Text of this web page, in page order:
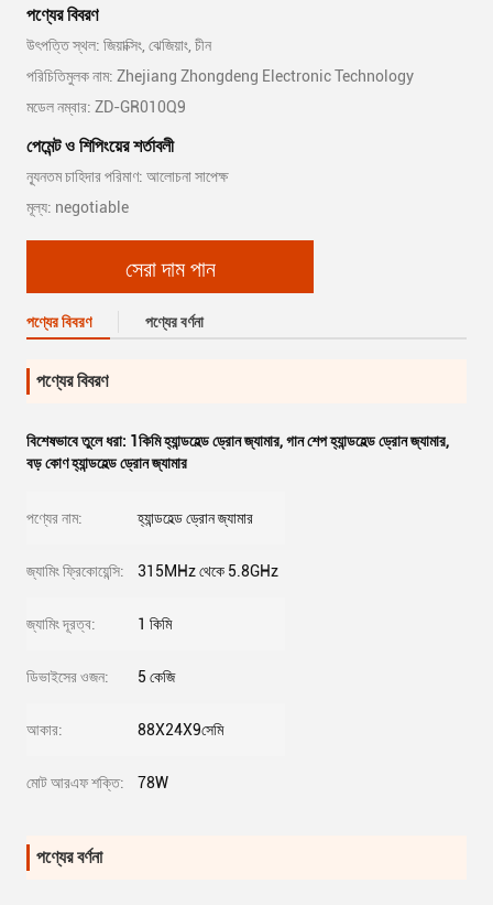
পণ্যের বিবরণ
উৎপত্তি স্থল: জিয়াক্সিং, ঝেজিয়াং, চীন
পরিচিতিমুলক নাম: Zhejiang Zhongdeng Electronic Technology
মডেল নম্বার: ZD-GR010Q9
পেমেন্ট ও শিপিংয়ের শর্তাবলী
ন্যূনতম চাহিদার পরিমাণ: আলোচনা সাপেক্ষ
মূল্য: negotiable
সেরা দাম পান
পণ্যের বিবরণ পণ্যের বর্ণনা
পণ্যের বিবরণ
বিশেষভাবে তুলে ধরা: 1কিমি হ্যান্ডহেল্ড ড্রোন জ্যামার,গান শেপ হ্যান্ডহেল্ড ড্রোন জ্যামার,
বড় কোণ হ্যান্ডহেল্ড ড্রোন জ্যামার
পণ্যের নাম: হ্যান্ডহেল্ড ড্রোন জ্যামার
জ্যামিং ফ্রিকোয়েন্সি: 315MHz থেকে 5.8GHz
জ্যামিং দূরত্ব: 1 কিমি
ডিভাইসের ওজন: 5 কেজি
আকার: 88X24X9সেমি
মোট আরএফ শক্তি: 78W
পণ্যের বর্ণনা